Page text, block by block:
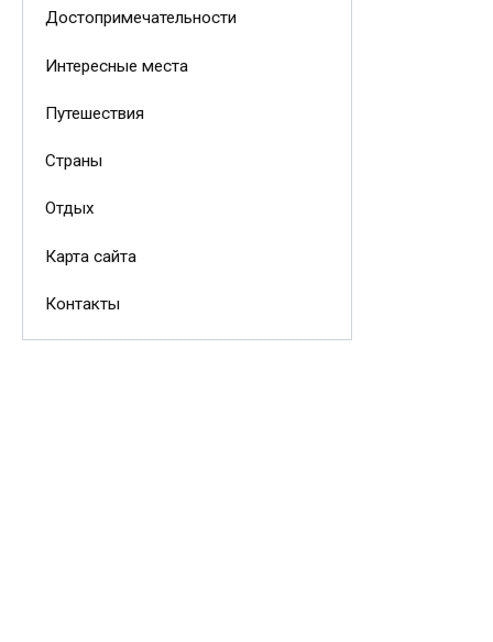
Достопримечательности
Интересные места
Путешествия
Страны
Отдых
Карта сайта
Контакты